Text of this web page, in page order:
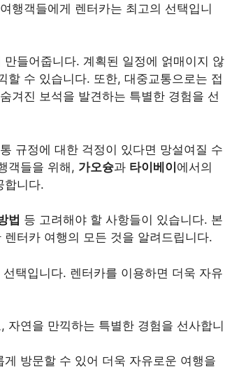
행객들에게 렌터카는 최고의 선택입니
들어줍니다. 계획된 일정에 얽매이지 않
할 수 있습니다. 또한, 대중교통으로는 접
겨진 보석을 발견하는 특별한 경험을 선
규정에 대한 걱정이 있다면 망설여질 수
객들을 위해, 가오슝과 타이베이에서의
합니다.
법 등 고려해야 할 사항들이 있습니다. 본
터카 여행의 모든 것을 알려드립니다.
택입니다. 렌터카를 이용하면 더욱 자유
연을 만끽하는 특별한 경험을 선사합니
방문할 수 있어 더욱 자유로운 여행을